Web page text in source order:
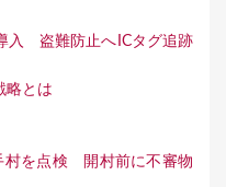
入 盗難防止へICタグ追跡
略とは
村を点検 開村前に不審物